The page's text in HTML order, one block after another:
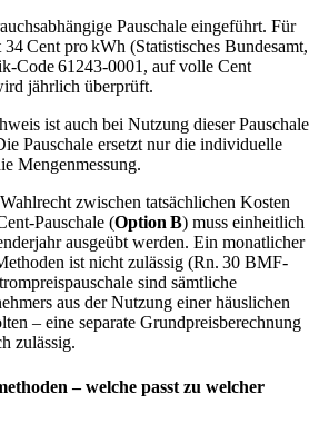
Pauschale eingeführt. Für
Cent pro kWh (Statistisches Bundesamt,
Code 61243-0001, auf volle Cent
jährlich überprüft.
ist auch bei Nutzung dieser Pauschale
Pauschale ersetzt nur die individuelle
Mengenmessung.
zwischen tatsächlichen Kosten
Pauschale (Option B) muss einheitlich
ausgeübt werden. Ein monatlicher
ist nicht zulässig (Rn. 30 BMF-
sind sämtliche
aus der Nutzung einer häuslichen
– eine separate Grundpreisberechnung
zulässig.
– welche passt zu welcher